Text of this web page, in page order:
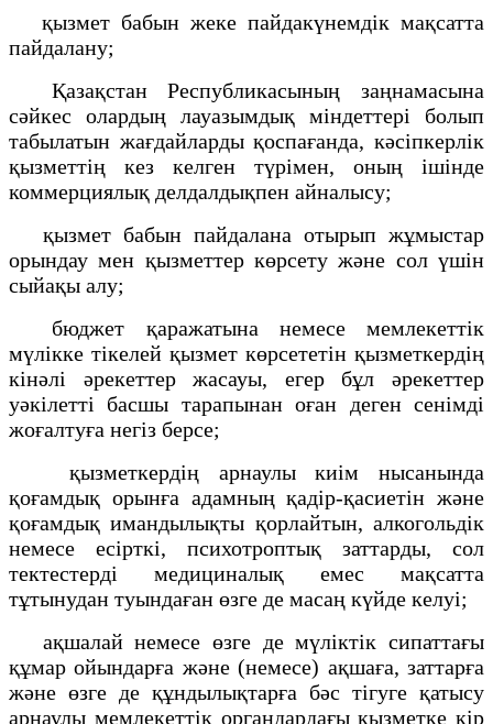
қызмет бабын жеке пайдакүнемдік мақсатта
пайдалану;
Қазақстан Республикасының заңнамасына
сәйкес олардың лауазымдық міндеттері болып
табылатын жағдайларды қоспағанда, кәсіпкерлік
қызметтің кез келген түрімен, оның ішінде
коммерциялық делдалдықпен айналысу;
қызмет бабын пайдалана отырып жұмыстар
орындау мен қызметтер көрсету және сол үшін
сыйақы алу;
бюджет қаражатына немесе мемлекеттік
мүлікке тікелей қызмет көрсететін қызметкердің
кінәлі әрекеттер жасауы, егер бұл әрекеттер
уәкілетті басшы тарапынан оған деген сенімді
жоғалтуға негіз берсе;
қызметкердің арнаулы киім нысанында
қоғамдық орынға адамның қадір-қасиетін және
қоғамдық имандылықты қорлайтын, алкогольдік
немесе есірткі, психотроптық заттарды, сол
тектестерді медициналық емес мақсатта
тұтынудан туындаған өзге де масаң күйде келуі;
ақшалай немесе өзге де мүліктік сипаттағы
құмар ойындарға және (немесе) ақшаға, заттарға
және өзге де құндылықтарға бәс тігуге қатысу
арнаулы мемлекеттік органдардағы қызметке кір